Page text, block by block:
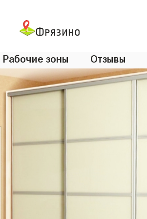
Фрязино
Рабочие зоны Отзывы